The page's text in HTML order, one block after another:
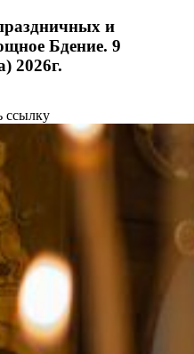
и
Бдение. 9
2026г.